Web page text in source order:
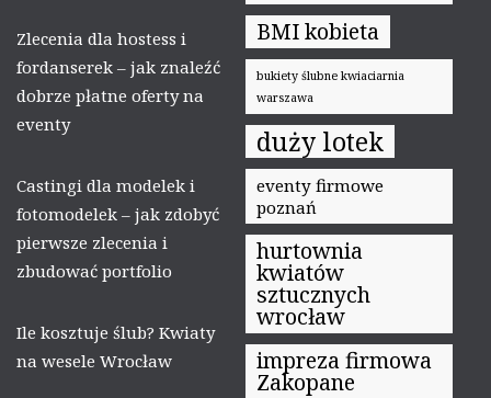
Zlecenia dla hostess i
fordanserek – jak znaleźć
dobrze płatne oferty na
eventy
Castingi dla modelek i
fotomodelek – jak zdobyć
pierwsze zlecenia i
zbudować portfolio
Ile kosztuje ślub? Kwiaty
na wesele Wrocław
BMI kobieta
bukiety ślubne kwiaciarnia
warszawa
duży lotek
eventy firmowe
poznań
hurtownia
kwiatów
sztucznych
wrocław
impreza firmowa
Zakopane